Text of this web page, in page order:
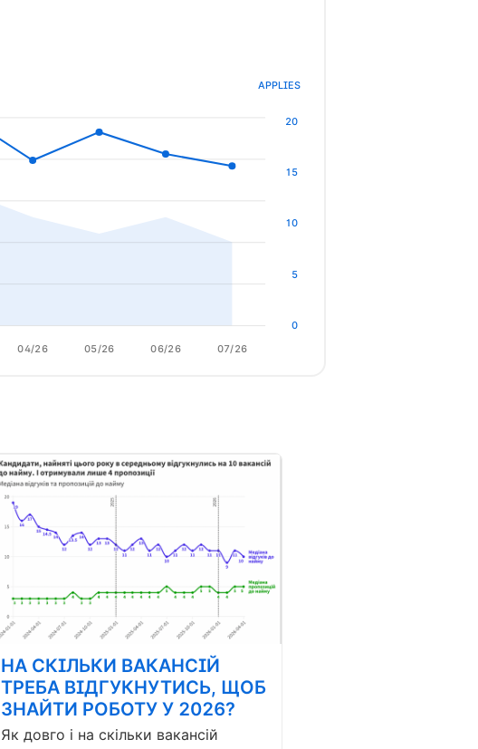
04/26 05/26 06/26 07/26
0
5
10
15
20
APPLIES
НА СКІЛЬКИ ВАКАНСІЙ
ТРЕБА ВІДГУКНУТИСЬ, ЩОБ
ЗНАЙТИ РОБОТУ У 2026?
Як довго і на скільки вакансій